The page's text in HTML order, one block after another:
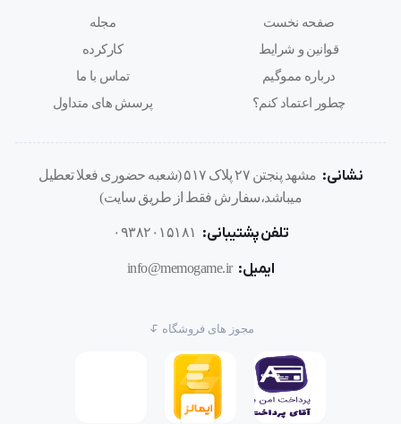
صفحه نخست
قوانین و شرایط
درباره مموگیم
چطور اعتماد کنم؟
مجله
کارکرده
تماس با ما
پرسش های متداول
نشانی:
مشهد پنجتن ۲۷ پلاک ۵۱۷ (شعبه حضوری فعلا تعطیل
میباشد،سفارش فقط از طریق سایت)
تلفن پشتیبانی: ۰۹۳۸۲۰۱۵۱۸۱
ایمیل: info@memogame.ir
مجوز های فروشگاه